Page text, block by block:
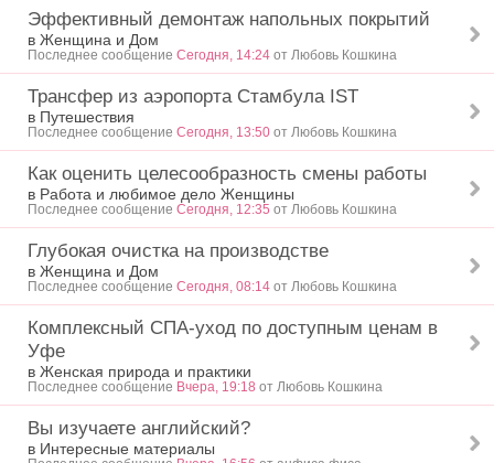
Эффективный демонтаж напольных покрытий
в Женщина и Дом
Последнее сообщение Сегодня, 14:24 от Любовь Кошкина
Трансфер из аэропорта Стамбула IST
в Путешествия
Последнее сообщение Сегодня, 13:50 от Любовь Кошкина
Как оценить целесообразность смены работы
в Работа и любимое дело Женщины
Последнее сообщение Сегодня, 12:35 от Любовь Кошкина
Глубокая очистка на производстве
в Женщина и Дом
Последнее сообщение Сегодня, 08:14 от Любовь Кошкина
Комплексный СПА-уход по доступным ценам в
Уфе
в Женская природа и практики
Последнее сообщение Вчера, 19:18 от Любовь Кошкина
Вы изучаете английский?
в Интересные материалы